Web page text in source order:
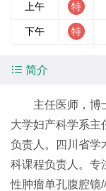
上午
下午
 简介
主任医师，博
大学妇产科学系主
负责人。四川省学
科课程负责人。专
性肿瘤单孔腹腔镜